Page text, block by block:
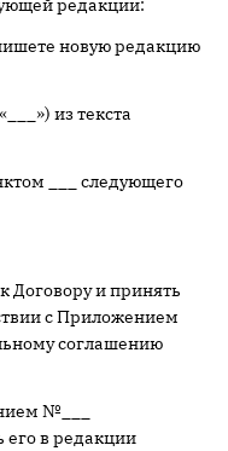
редакции:
новую редакцию
из текста
___ следующего
и принять
с Приложением
соглашению
№___
его в редакции